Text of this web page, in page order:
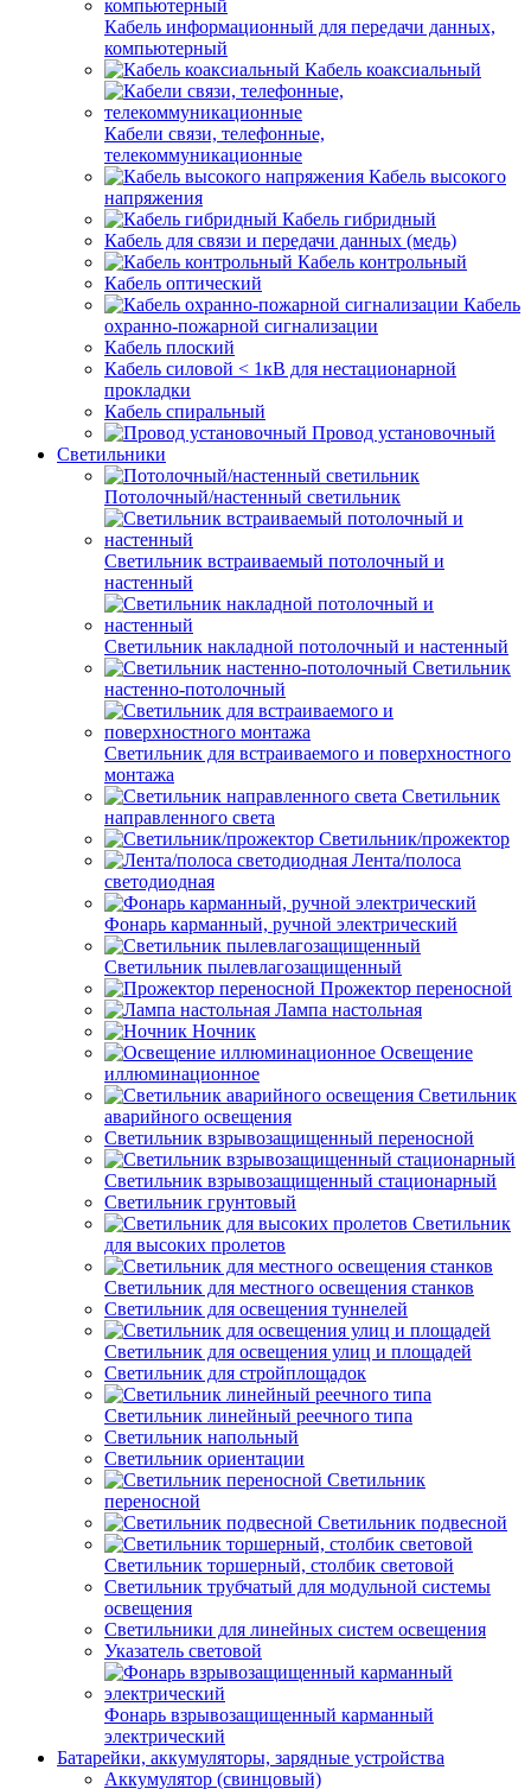
Кабель информационный для передачи данных,
компьютерный
Кабель коаксиальный
Кабели связи, телефонные,
телекоммуникационные
Кабель высокого
напряжения
Кабель гибридный
Кабель для связи и передачи данных (медь)
Кабель контрольный
Кабель оптический
Кабель
охранно-пожарной сигнализации
Кабель плоский
Кабель силовой < 1кВ для нестационарной
прокладки
Кабель спиральный
Провод установочный
Светильники
Потолочный/настенный светильник
Светильник встраиваемый потолочный и
настенный
Светильник накладной потолочный и настенный
Светильник
настенно-потолочный
Светильник для встраиваемого и поверхностного
монтажа
Светильник
направленного света
Светильник/прожектор
Лента/полоса
светодиодная
Фонарь карманный, ручной электрический
Светильник пылевлагозащищенный
Прожектор переносной
Лампа настольная
Ночник
Освещение
иллюминационное
Светильник
аварийного освещения
Светильник взрывозащищенный переносной
Светильник взрывозащищенный стационарный
Светильник грунтовый
Светильник
для высоких пролетов
Светильник для местного освещения станков
Светильник для освещения туннелей
Светильник для освещения улиц и площадей
Светильник для стройплощадок
Светильник линейный реечного типа
Светильник напольный
Светильник ориентации
Светильник
переносной
Светильник подвесной
Светильник торшерный, столбик световой
Светильник трубчатый для модульной системы
освещения
Светильники для линейных систем освещения
Указатель световой
Фонарь взрывозащищенный карманный
электрический
Батарейки, аккумуляторы, зарядные устройства
Аккумулятор (свинцовый)